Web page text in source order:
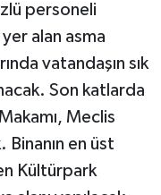
personeli
alan asma
vatandaşın sık
Son katlarda
Makamı, Meclis
Binanın en üst
Kültürpark